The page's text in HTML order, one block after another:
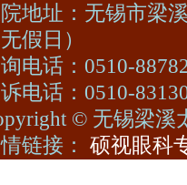
地址：无锡市梁
无假日）
电话：0510-
电话：0510-
© 无锡梁溪
链接： 硕视眼科